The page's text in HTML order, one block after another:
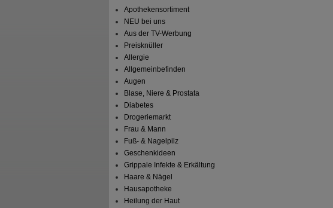
Apothekensortiment
NEU bei uns
Aus der TV-Werbung
Preisknüller
Allergie
Allgemeinbefinden
Augen
Blase, Niere & Prostata
Diabetes
Drogeriemarkt
Frau & Mann
Fuß- & Nagelpilz
Geschenkideen
Grippale Infekte & Erkältung
Haare & Nägel
Hausapotheke
Heilung der Haut